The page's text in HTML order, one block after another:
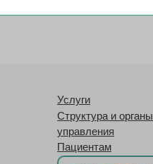
Услуги
Структура и органы
управления
Пациентам